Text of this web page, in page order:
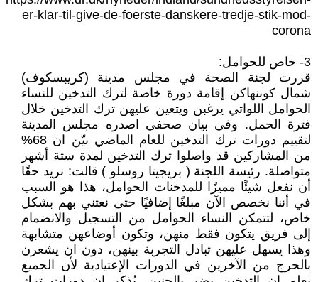
er-klar-til-give-de-foerste-danskere-tredje-stik-mod-
corona
3- خاص للحوامل:
قررت لجنة الصحة في مجلس مدينة (كريبسكوف)
شمال كوبنهاكن إقامة دورة خاصة لترك التدخين للنساء
الحوامل اللواتي يرغبن ويتعين عليهن ترك التدخين خلال
فترة الحمل. وفي بيان صحفي اصدره مجلس المدينة
لتقييم دورات ترك التدخين للعام الماضي بيّن ان 68%
من المشاركين قد واصلوا ترك التدخين لمدة ستة أشهر
متواصلة. رئيسة اللجنة ( بريجيتا روسلو ) قالت: نريد حقًا
أن نفعل شيئًا مميزًا للمدخنات الحوامل، هذا هو السبب
في أننا نخصص الآن مبلغًا إضافيًا حتى نعتني بهم بشكل
خاص، لتتمكن النساء الحوامل من التسجيل والانضمام
إلى فريق يتكون فقط منهن، وتكون أوضاعهن متشابهة
وهذا يسهل عليهن تبادل التجربة بينهن، دون ان يشعرن
بالحرج من الآخرين في الدورات الإعتيادية لأن الجميع